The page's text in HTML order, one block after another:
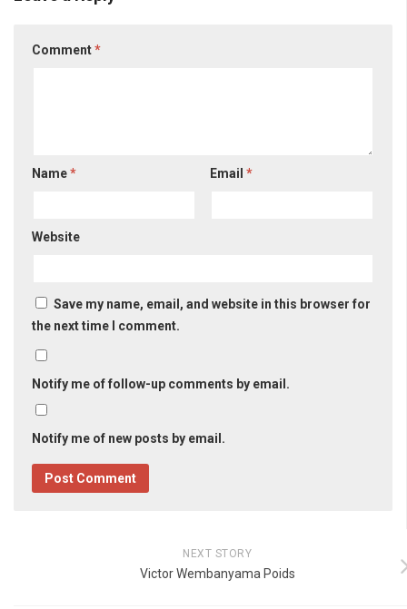
Comment*
Name* Email*
Website
Save my name, email, and website in this browser for
the next time I comment.
Notify me of follow-up comments by email.
Notify me of new posts by email.
NEXT STORY
Victor Wembanyama Poids